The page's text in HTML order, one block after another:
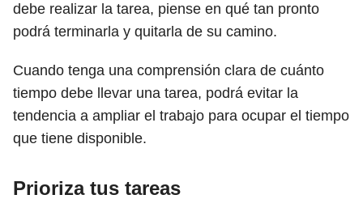
debe realizar la tarea, piense en qué tan pronto
podrá terminarla y quitarla de su camino.
Cuando tenga una comprensión clara de cuánto
tiempo debe llevar una tarea, podrá evitar la
tendencia a ampliar el trabajo para ocupar el tiempo
que tiene disponible.
Prioriza tus tareas